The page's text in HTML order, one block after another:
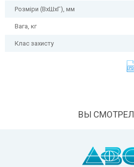
Розміри (ВхШхГ), мм
Вага, кг
Клас захисту
ВЫ